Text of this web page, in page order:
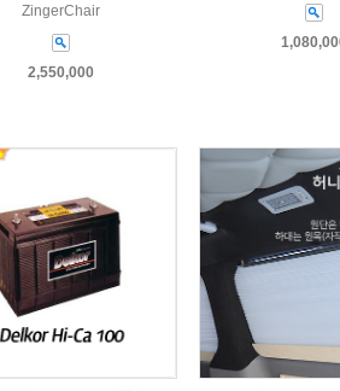
ZingerChair
2,550,000